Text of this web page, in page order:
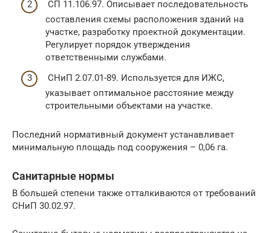
СП 11.106.97. Описывает последовательность
составления схемы расположения зданий на
участке, разработку проектной документации.
Регулирует порядок утверждения
ответственными службами.
СНиП 2.07.01-89. Используется для ИЖС,
указывает оптимальное расстояние между
строительными объектами на участке.
Последний нормативный документ устанавливает
минимальную площадь под сооружения – 0,06 га.
Санитарные нормы
В большей степени также отталкиваются от требований
СНиП 30.02.97.